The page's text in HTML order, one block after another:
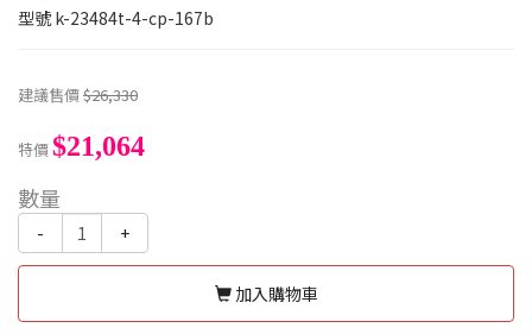
型號k-23484t-4-cp-167b
建議售價$26,330
特價$21,064
數量
- +
加入購物車